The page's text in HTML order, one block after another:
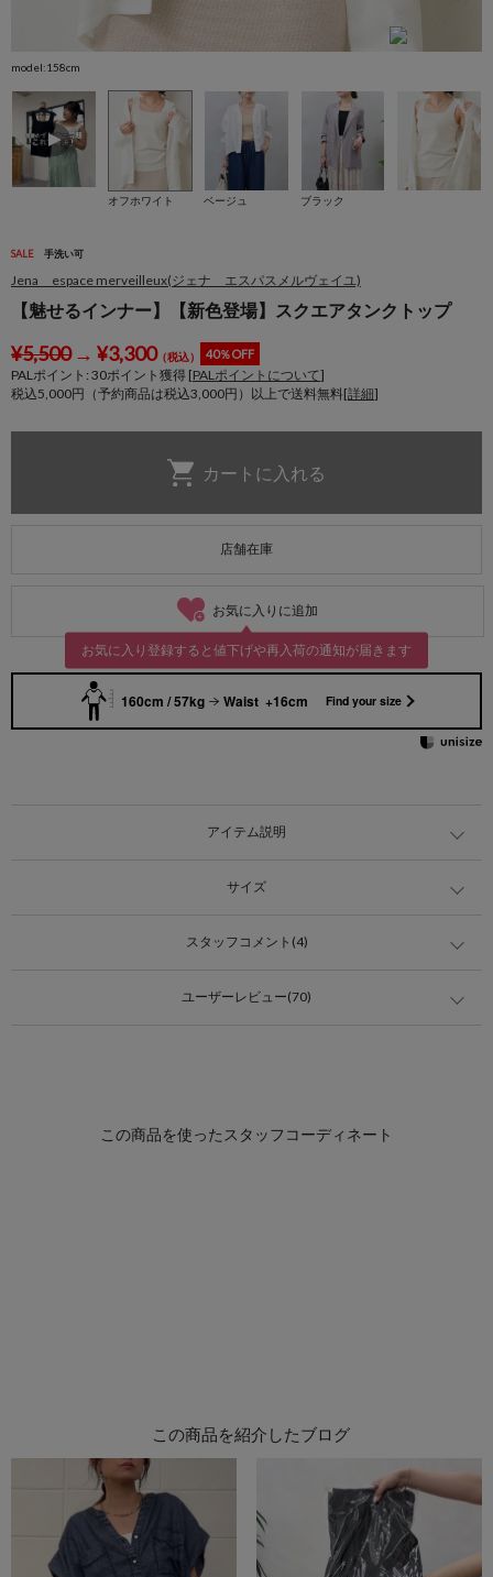
model:158cm
オフホワイト ベージュ ブラック
SALE 手洗い可
Jena espace merveilleux(ジェナ エスパスメルヴェイユ)
【魅せるインナー】【新色登場】スクエアタンクトップ
¥5,500→ ¥3,300（税込） 40％OFF
PALポイント: 30ポイント獲得 [PALポイントについて]
税込5,000円（予約商品は税込3,000円）以上で送料無料[詳細]
店舗在庫
お気に入りに追加
お気に入り登録すると値下げや再入荷の通知が届きます
160cm / 57kg Waist +16cm Find your size
アイテム説明
サイズ
スタッフコメント(4)
ユーザーレビュー(70)
この商品を紹介したブログ